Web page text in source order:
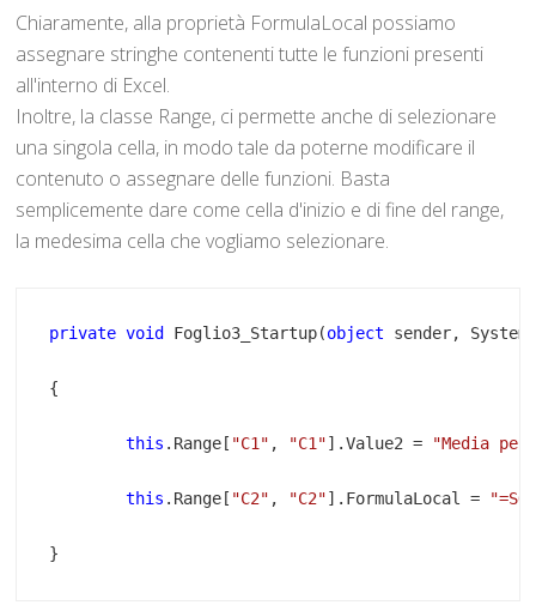
Chiaramente, alla proprietà FormulaLocal possiamo
assegnare stringhe contenenti tutte le funzioni presenti
all'interno di Excel.
Inoltre, la classe Range, ci permette anche di selezionare
una singola cella, in modo tale da poterne modificare il
contenuto o assegnare delle funzioni. Basta
semplicemente dare come cella d'inizio e di fine del range,
la medesima cella che vogliamo selezionare.
private void Foglio3_Startup(object
this .Range[ "C1" , "C1"].Value2 = "Media
this .Range[ "C2" , "C2"].FormulaLocal =
}